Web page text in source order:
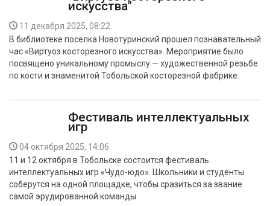
искусства"
11 декабря 2025, 08:22
В библиотеке посёлка Новотуринский прошел познавательный
час «Виртуоз косторезного искусства». Мероприятие было
посвящено уникальному промыслу — художественной резьбе
по кости и знаменитой Тобольской косторезной фабрике.
Фестиваль интеллектуальных
игр
04 октября 2025, 14:06
11 и 12 октября в Тобольске состоится фестиваль
интеллектуальных игр «Чудо-юдо». Школьники и студенты
соберутся на одной площадке, чтобы сразиться за звание
самой эрудированной команды.